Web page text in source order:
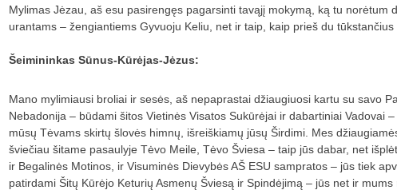
Mylimas Jėzau, aš esu pasirengęs pagarsinti tavąjį mokymą, ką tu norėtum
urantams – žengiantiems Gyvuoju Keliu, net ir taip, kaip prieš du
Šeimininkas Sūnus-Kūrėjas-Jėzus:
Mano mylimiausi broliai ir sesės, aš nepaprastai džiaugiuosi kartu su savo
Nebadonija – būdami šitos Vietinės Visatos Sukūrėjai ir dabartiniai Vadovai
mūsų Tėvams skirtų šlovės himnų, išreiškiamų jūsų Širdimi. Mes
šviečiau šitame pasaulyje Tėvo Meile, Tėvo Šviesa – taip jūs dabar, net
ir Begalinės Motinos, ir Visuminės Dievybės AŠ ESU sampratos – jūs tiek
patirdami Šitų Kūrėjo Keturių Asmenų Šviesą ir Spindėjimą – jūs net ir